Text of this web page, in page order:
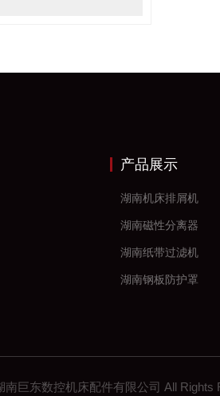
产品展示
湖南机床排屑机
湖南磁性分离器
湖南纸带过滤机
湖南钢板防护罩
湖南塑料拖链
湖南钢制拖链
南巨东数控机床配件有限公司 All